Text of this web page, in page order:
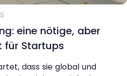
eine nötige, aber
für Startups
dass sie global und